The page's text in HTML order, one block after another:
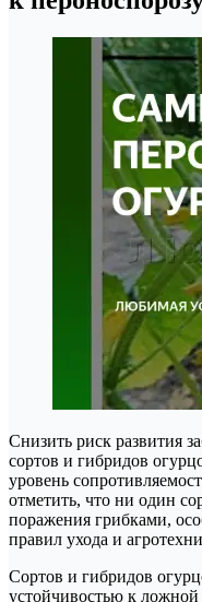
Снизить риск развития
сортов и гибридов
уровень
отметить, что ни один
поражения грибками,
правил ухода и
Сортов и гибридов
устойчивостью к ложной